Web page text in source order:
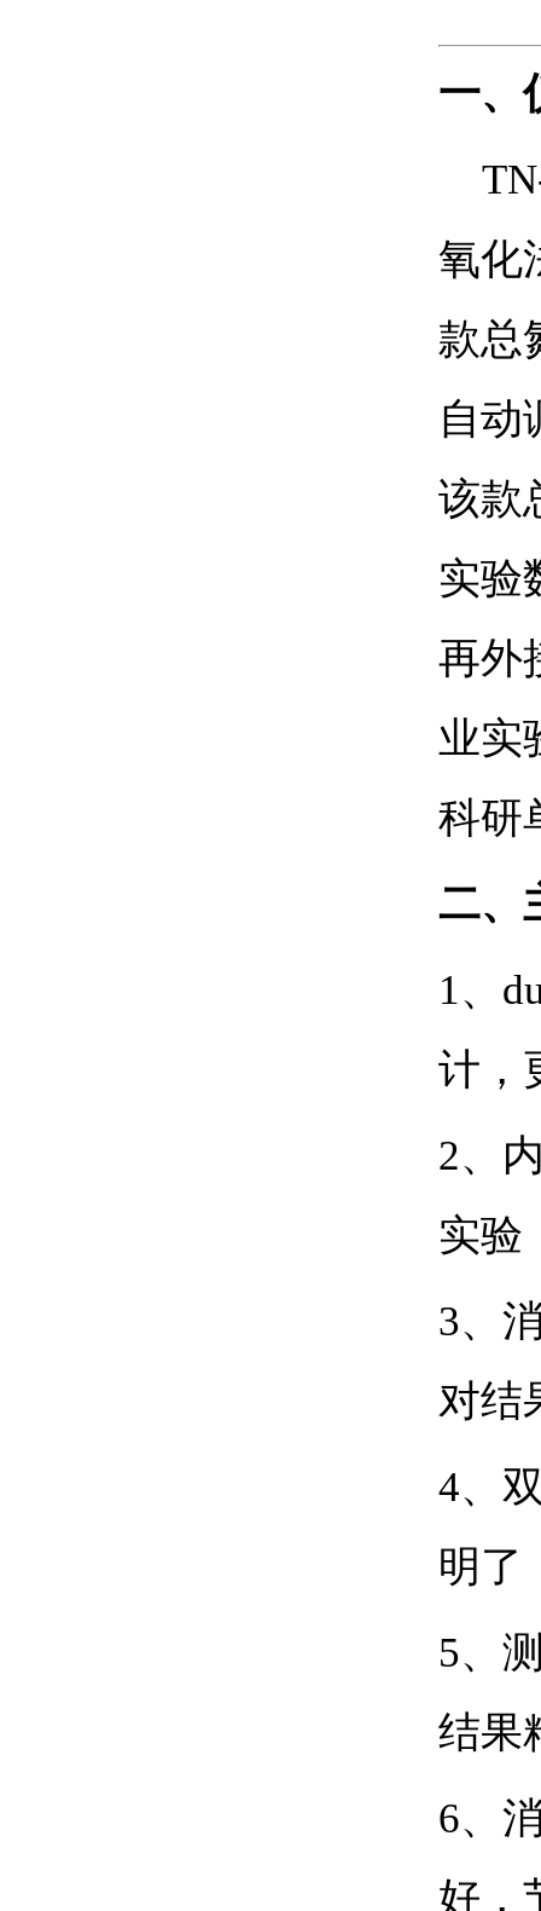
一、
氧化
款总
自动
该款
实验
再外
业实
科研
二、
1、
计，
2、
实验
3、
对结
4、
明了
5、
结果
6、
好，